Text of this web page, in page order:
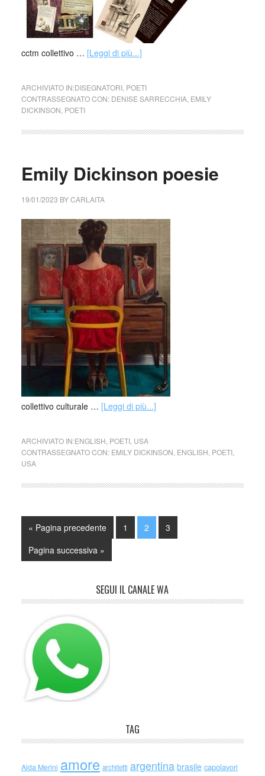
cctm collettivo … [Leggi di più...]
ARCHIVIATO IN:DISEGNATORI, POETI
CONTRASSEGNATO CON: DENISE SARRECCHIA, EMILY
DICKINSON POETI
Emily Dickinson poesie
19/01/2023 BYCARLAITA
collettivo culturale … [Leggi di più...]
ARCHIVIATO IN:ENGLISH POETI, USA
CONTRASSEGNATO CON: EMILY DICKINSON ENGLISH POETI,
USA
« Pagina precedente 1 2
3
Pagina successiva »
SEGUI IL CANALE WA
TAG
Alda Merini amore architetti argentina brasile capolavori